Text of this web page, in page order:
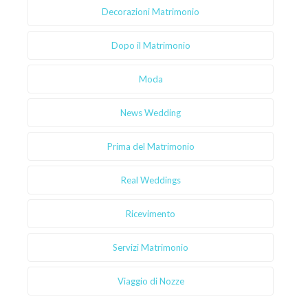
Decorazioni Matrimonio
Dopo il Matrimonio
Moda
News Wedding
Prima del Matrimonio
Real Weddings
Ricevimento
Servizi Matrimonio
Viaggio di Nozze